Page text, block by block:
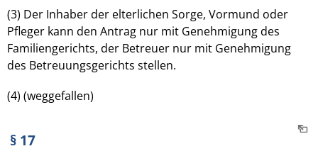
(3) Der Inhaber der elterlichen Sorge, Vormund oder
Pfleger kann den Antrag nur mit Genehmigung des
Familiengerichts, der Betreuer nur mit Genehmigung
des Betreuungsgerichts stellen.
(4) (weggefallen)
§ 17